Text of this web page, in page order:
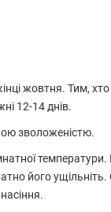
жовтня. Тим,
12-14 днів.
зволоженістю.
температури.
його